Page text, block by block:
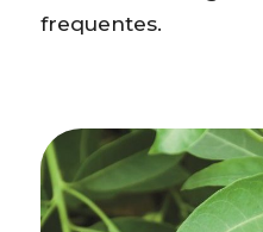
frequentes.